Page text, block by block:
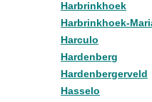
Harbrinkhoek
Harbrinkhoek-
Harculo
Hardenberg
Hardenbergerveld
Hasselo